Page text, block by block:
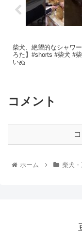
柴犬、絶望的なシャワ
ろた】#shorts #柴犬 #
いぬ
コメント
ホーム 柴犬